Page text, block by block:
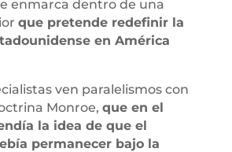
enmarca dentro de una
que pretende redefinir la
en América
ven paralelismos con
Monroe, que en el
la idea de que el
permanecer bajo la